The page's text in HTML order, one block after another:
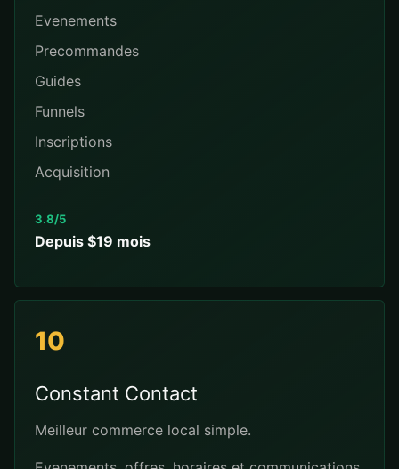
Evenements
Precommandes
Guides
Funnels
Inscriptions
Acquisition
3.8/5
Depuis $19 mois
10
Constant Contact
Meilleur commerce local simple.